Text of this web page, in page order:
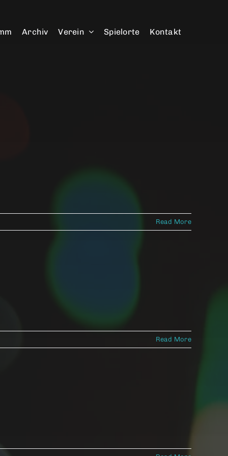
Archiv Verein Spielorte Kontakt
Read More
Read More